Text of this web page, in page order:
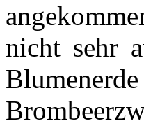
nicht sehr